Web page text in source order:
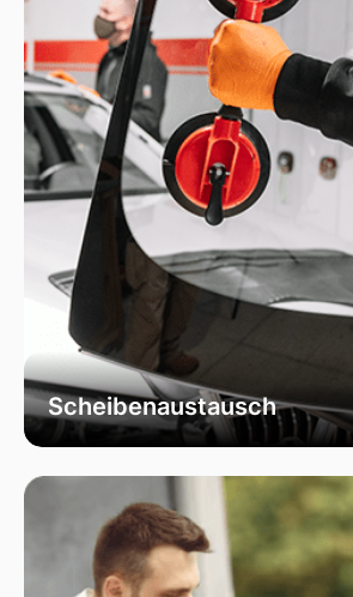
Scheibenaustausch
Bei uns erhalten Sie einen
Fahrzeugscheiben. Wir verwenden
ausschließlich hochwertiges
speziell für Ihr Fahrzeugmodell
optimale Sicht und Sicherheit zu